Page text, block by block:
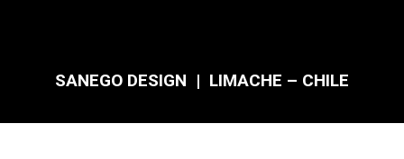
SANEGO DESIGN | LIMACHE – CHILE